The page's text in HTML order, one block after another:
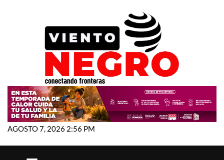
AGOSTO 7, 2026 2:56 PM